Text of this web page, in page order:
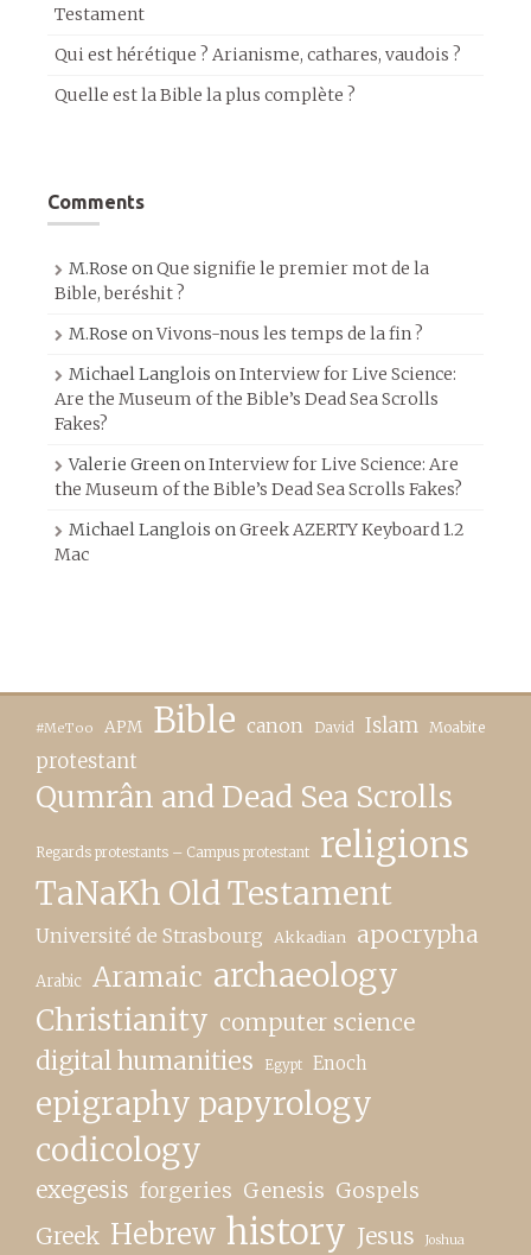
Testament
Qui est hérétique ? Arianisme, cathares, vaudois ?
Quelle est la Bible la plus complète ?
Comments
M.Rose onQue signifie le premier mot de la
Bible, beréshit ?
M.Rose onVivons-nous les temps de la fin ?
Michael Langlois onInterview for Live Science:
Are the Museum of the Bible’s Dead Sea Scrolls
Fakes?
Valerie GreenonInterview for Live Science: Are
the Museum of the Bible’s Dead Sea Scrolls Fakes?
Michael Langlois onGreek AZERTY Keyboard 1.2
Mac
#MeToo APM Bible canon David Islam Moabite
protestant
Qumrân and Dead Sea Scrolls
Regards protestants – Campus protestant religions
TaNaKh Old Testament
Université de Strasbourg Akkadian apocrypha
Arabic Aramaic archaeology
Christianity computer science
digital humanities Egypt Enoch
epigraphy papyrology
codicology
exegesis forgeries Genesis Gospels
Greek Hebrew history Jesus Joshua